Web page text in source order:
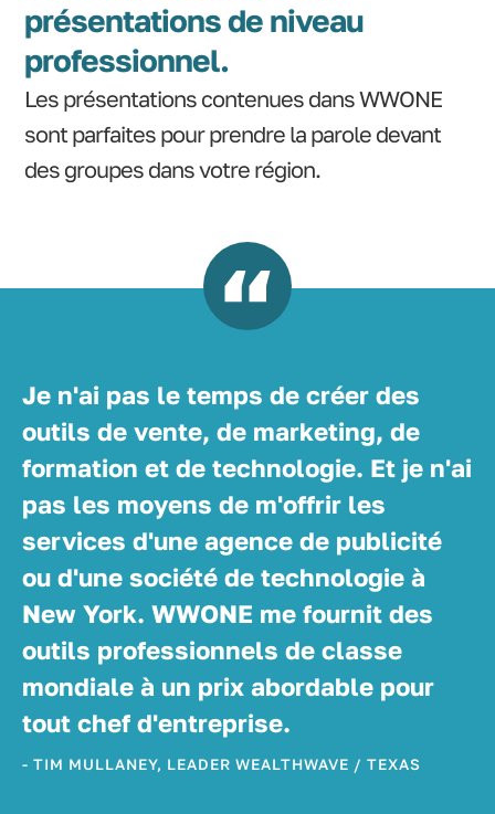
présentations de niveau
professionnel.
Les présentations contenues dans WWONE
sont parfaites pour prendre la parole devant
des groupes dans votre région.
Je n'ai pas le temps de créer des
outils de vente, de marketing, de
formation et de technologie. Et je n'ai
pas les moyens de m'offrir les
services d'une agence de publicité
ou d'une société de technologie à
New York. WWONE me fournit des
outils professionnels de classe
mondiale à un prix abordable pour
tout chef d'entreprise.
- TIM MULLANEY, LEADER WEALTHWAVE / TEXAS